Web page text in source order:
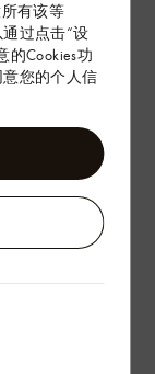
有该等
过点击“设
的Cookies功
您的个人信